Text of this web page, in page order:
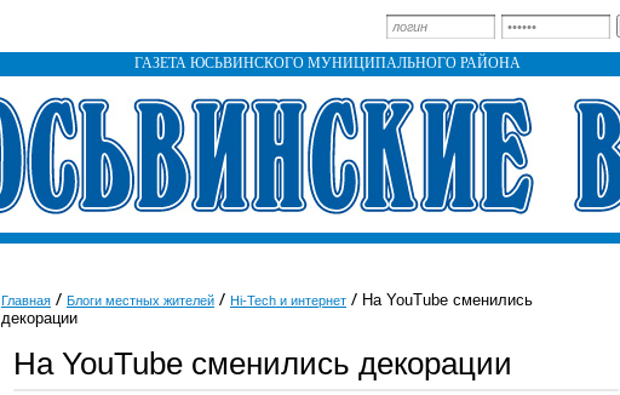
ГАЗЕТА ЮСЬВИНСКОГО МУНИЦИПАЛЬНОГО РАЙОНА
Главная Блоги местных жителей Hi-Tech и интернет
На YouTube сменились
декорации
На YouTube сменились декорации